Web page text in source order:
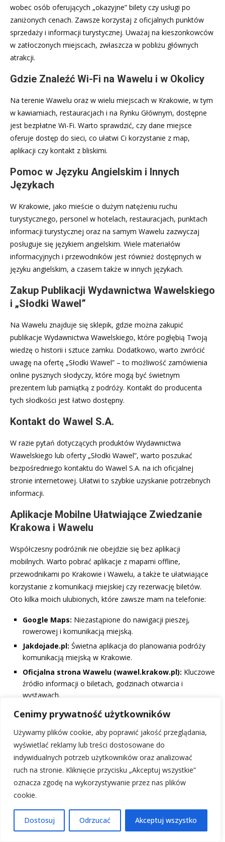
Cenimy prywatność użytkowników
Używamy plików cookie, aby poprawić jakość przeglądania,
wyświetlać reklamy lub treści dostosowane do
indywidualnych potrzeb użytkowników oraz analizować
ruch na stronie. Kliknięcie przycisku „Akceptuj wszystkie”
oznacza zgodę na wykorzystywanie przez nas plików
cookie.
Dostosuj Odrzucać Akceptuj wszystko
wobec osób oferujących „okazyjne” bilety czy usługi po
zaniżonych cenach. Zawsze korzystaj z oficjalnych punktów
sprzedaży i informacji turystycznej. Uważaj na kieszonkowców
w zatłoczonych miejscach, zwłaszcza w pobliżu głównych
atrakcji.
Gdzie Znaleźć Wi-Fi na Wawelu i w Okolicy
Na terenie Wawelu oraz w wielu miejscach w Krakowie, w tym
w kawiarniach, restauracjach i na Rynku Głównym, dostępne
jest bezpłatne Wi-Fi. Warto sprawdzić, czy dane miejsce
oferuje dostęp do sieci, co ułatwi Ci korzystanie z map,
aplikacji czy kontakt z bliskimi.
Pomoc w Języku Angielskim i Innych
Językach
W Krakowie, jako mieście o dużym natężeniu ruchu
turystycznego, personel w hotelach, restauracjach, punktach
informacji turystycznej oraz na samym Wawelu zazwyczaj
posługuje się językiem angielskim. Wiele materiałów
informacyjnych i przewodników jest również dostępnych w
języku angielskim, a czasem także w innych językach.
Zakup Publikacji Wydawnictwa Wawelskiego
i „Słodki Wawel”
Na Wawelu znajduje się sklepik, gdzie można zakupić
publikacje Wydawnictwa Wawelskiego, które pogłębią Twoją
wiedzę o historii i sztuce zamku. Dodatkowo, warto zwrócić
uwagę na ofertę „Słodki Wawel” – to możliwość zamówienia
online pysznych słodyczy, które mogą być świetnym
prezentem lub pamiątką z podróży. Kontakt do producenta
tych słodkości jest łatwo dostępny.
Kontakt do Wawel S.A.
W razie pytań dotyczących produktów Wydawnictwa
Wawelskiego lub oferty „Słodki Wawel”, warto poszukać
bezpośredniego kontaktu do Wawel S.A. na ich oficjalnej
stronie internetowej. Ułatwi to szybkie uzyskanie potrzebnych
informacji.
Aplikacje Mobilne Ułatwiające Zwiedzanie
Krakowa i Wawelu
Współczesny podróżnik nie obejdzie się bez aplikacji
mobilnych. Warto pobrać aplikacje z mapami offline,
przewodnikami po Krakowie i Wawelu, a także te ułatwiające
korzystanie z komunikacji miejskiej czy rezerwację biletów.
Oto kilka moich ulubionych, które zawsze mam na telefonie:
Google Maps: Niezastąpione do nawigacji pieszej,
rowerowej i komunikacją miejską.
Jakdojade.pl: Świetna aplikacja do planowania podróży
komunikacją miejską w Krakowie.
Oficjalna strona Wawelu (wawel.krakow.pl): Kluczowe
źródło informacji o biletach, godzinach otwarcia i
wystawach.
Aplikacje pogodowe: Bo nigdy nie wiadomo, czy słońce
dopisze!
Brzmi znajomo? Te narzędzia naprawdę potrafią uratować
wycieczkę, szczególnie gdy pogoda płata figle, a my chcemy
wszystko dobrze zaplanować!
Pamiętaj, że rezerwacja biletów online na Wawel z
do Smoczej Jamy – nawet jeśli nie wierzysz w smoki, to